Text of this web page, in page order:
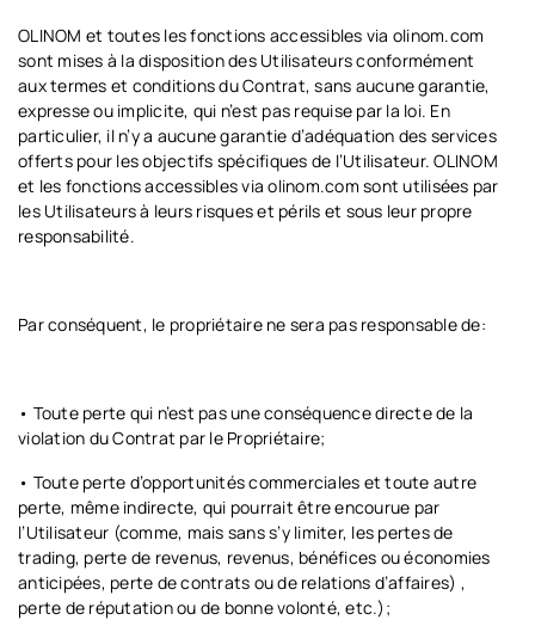
OLINOM et toutes les fonctions accessibles via olinom.com
sont mises à la disposition des Utilisateurs conformément
aux termes et conditions du Contrat, sans aucune garantie,
expresse ou implicite, qui n’est pas requise par la loi. En
particulier, il n’y a aucune garantie d’adéquation des services
offerts pour les objectifs spécifiques de l’Utilisateur. OLINOM
et les fonctions accessibles via olinom.com sont utilisées par
les Utilisateurs à leurs risques et périls et sous leur propre
responsabilité.
Par conséquent, le propriétaire ne sera pas responsable de:
• Toute perte qui n’est pas une conséquence directe de la
violation du Contrat par le Propriétaire;
• Toute perte d’opportunités commerciales et toute autre
perte, même indirecte, qui pourrait être encourue par
l’Utilisateur (comme, mais sans s’y limiter, les pertes de
trading, perte de revenus, revenus, bénéfices ou économies
anticipées, perte de contrats ou de relations d’affaires) ,
perte de réputation ou de bonne volonté, etc.);